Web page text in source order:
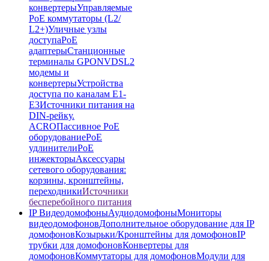
конвертерыУправляемые
PoE коммутаторы (L2/
L2+)Уличные узлы
доступаPoE
адаптерыСтанционные
терминалы GPONVDSL2
модемы и
конвертерыУстройства
доступа по каналам E1-
E3Источники питания на
DIN-рейку.
ACROПассивное PoE
оборудованиеPoE
удлинителиPoE
инжекторыАксессуары
сетевого оборудования:
корзины, кронштейны,
переходникиИсточники
бесперебойного питания
IP ВидеодомофоныАудиодомофоныМониторы
видеодомофоновДополнительное оборудование для IP
домофоновКозырьки/Кронштейны для домофоновIP
трубки для домофоновКонвертеры для
домофоновКоммутаторы для домофоновМодули для